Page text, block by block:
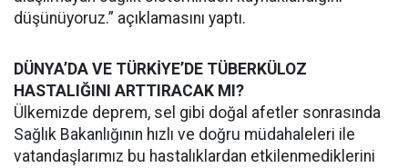
düşünüyoruz.” açıklamasını yaptı.
DÜNYA’DA VE TÜRKİYE’DE TÜBERKÜLOZ
HASTALIĞINI ARTTIRACAK MI?
Ülkemizde deprem, sel gibi doğal afetler sonrasında
Sağlık Bakanlığının hızlı ve doğru müdahaleleri ile
vatandaşlarımız bu hastalıklardan etkilenmediklerini